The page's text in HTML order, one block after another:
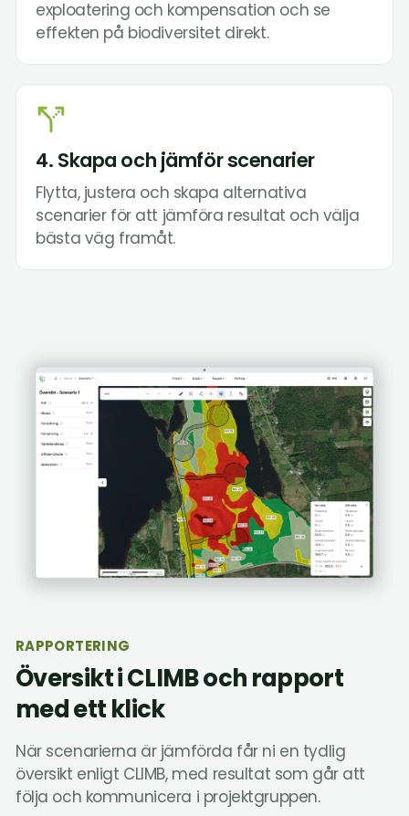
exploatering och kompensation och se
effekten på biodiversitet direkt.
4. Skapa och jämför scenarier
Flytta, justera och skapa alternativa
scenarier för att jämföra resultat och välja
bästa väg framåt.
RAPPORTERING
Översikt i CLIMB och rapport
med ett klick
När scenarierna är jämförda får ni en tydlig
översikt enligt CLIMB, med resultat som går att
följa och kommunicera i projektgruppen.